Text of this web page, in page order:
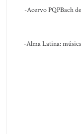
-Acervo PQPBach
-Alma Latina: